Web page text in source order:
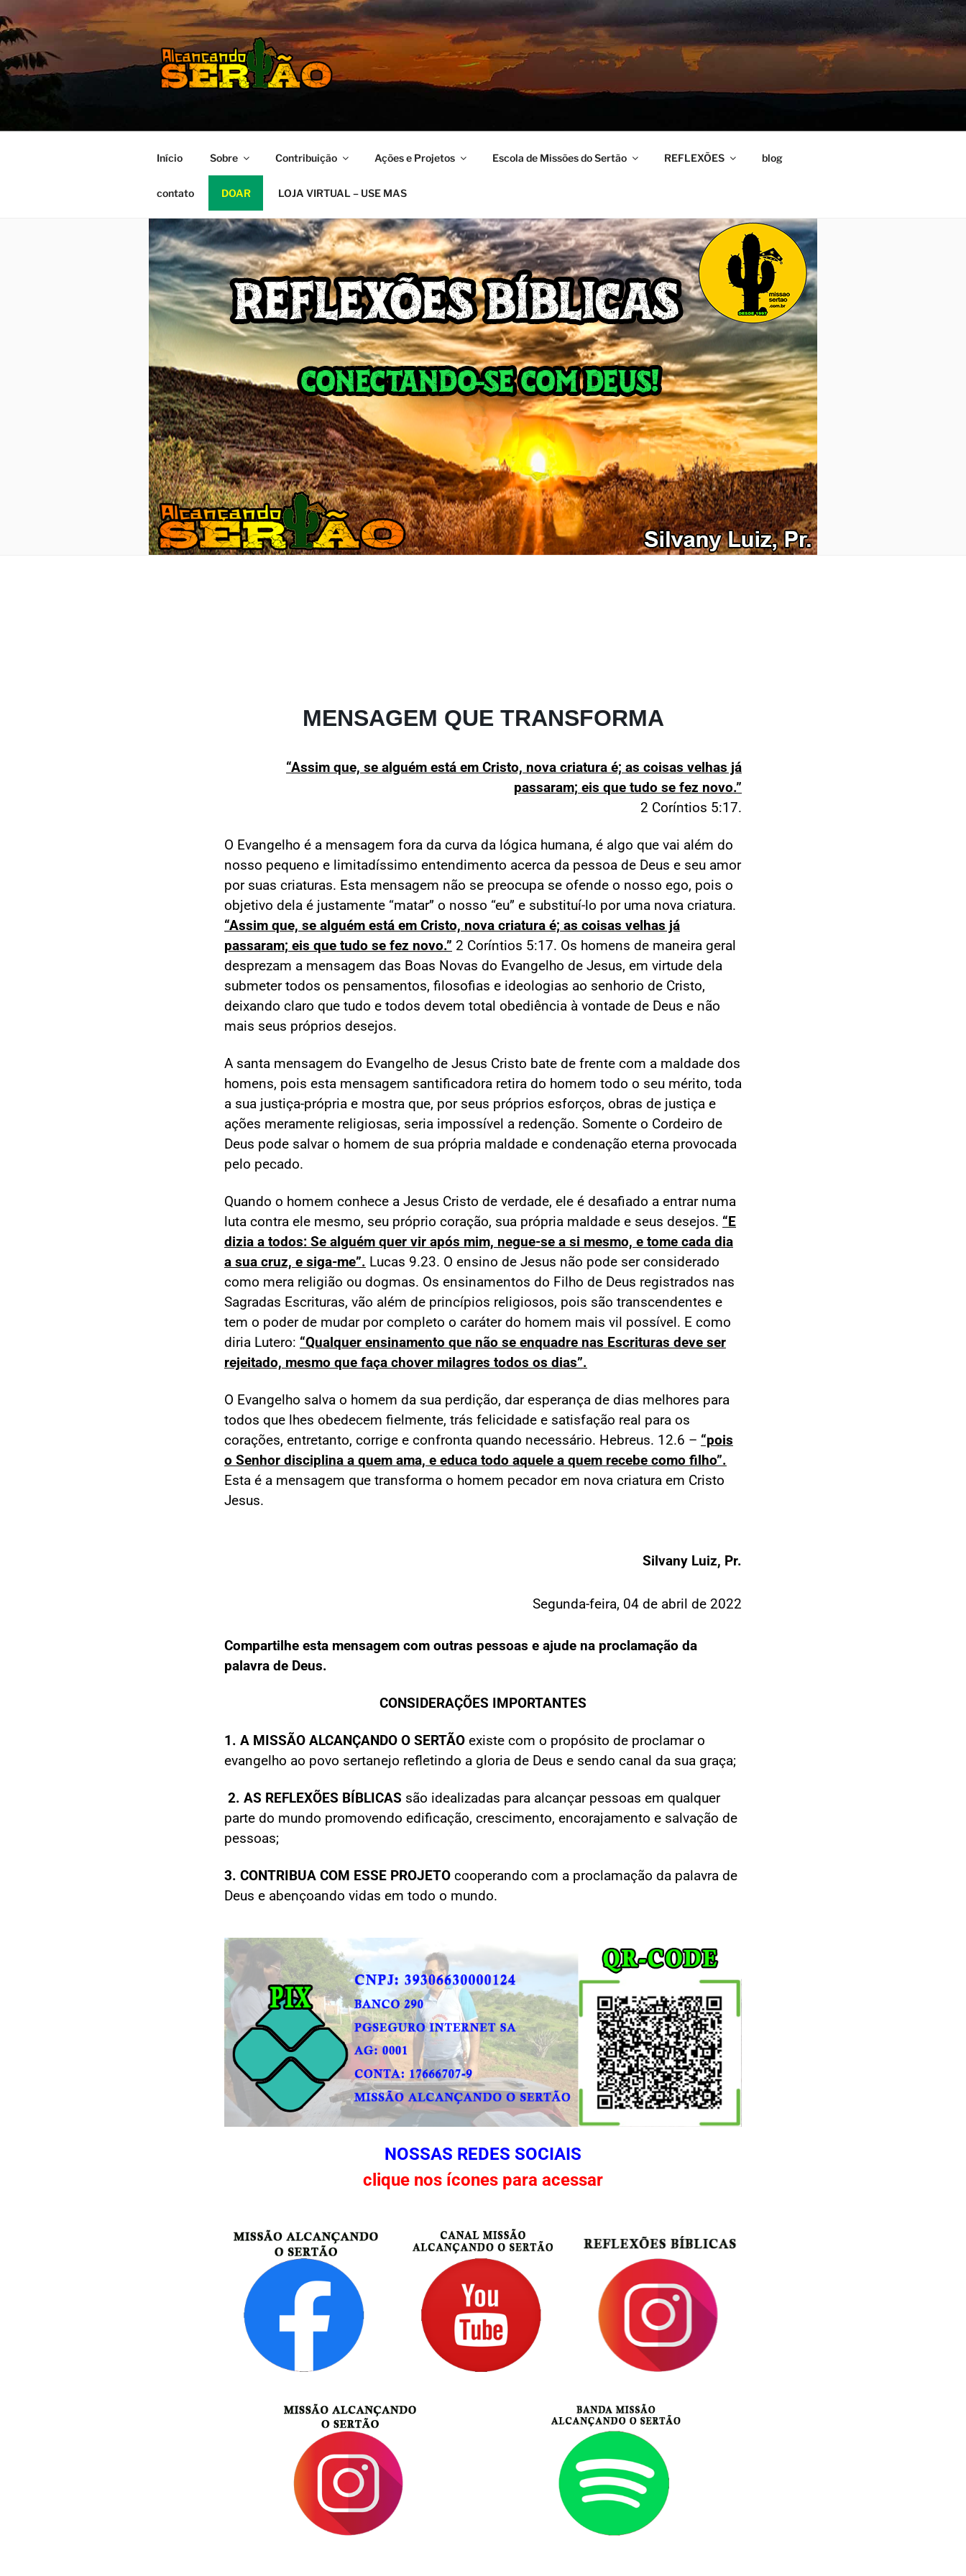
Início Sobre Contribuição Ações e Projetos Escola de Missões do Sertão REFLEXÕES blog
contato DOAR LOJA VIRTUAL – USE MAS
MENSAGEM QUE TRANSFORMA
“Assim que, se alguém está em Cristo, nova criatura é; as coisas velhas já
passaram; eis que tudo se fez novo.”
2 Coríntios 5:17.
O Evangelho é a mensagem fora da curva da lógica humana, é algo que vai além do
nosso pequeno e limitadíssimo entendimento acerca da pessoa de Deus e seu amor
por suas criaturas. Esta mensagem não se preocupa se ofende o nosso ego, pois o
objetivo dela é justamente “matar” o nosso “eu” e substituí-lo por uma nova criatura.
“Assim que, se alguém está em Cristo, nova criatura é; as coisas velhas já
passaram; eis que tudo se fez novo.” 2 Coríntios 5:17. Os homens de maneira geral
desprezam a mensagem das Boas Novas do Evangelho de Jesus, em virtude dela
submeter todos os pensamentos, filosofias e ideologias ao senhorio de Cristo,
deixando claro que tudo e todos devem total obediência à vontade de Deus e não
mais seus próprios desejos.
A santa mensagem do Evangelho de Jesus Cristo bate de frente com a maldade dos
homens, pois esta mensagem santificadora retira do homem todo o seu mérito, toda
a sua justiça-própria e mostra que, por seus próprios esforços, obras de justiça e
ações meramente religiosas, seria impossível a redenção. Somente o Cordeiro de
Deus pode salvar o homem de sua própria maldade e condenação eterna provocada
pelo pecado.
Quando o homem conhece a Jesus Cristo de verdade, ele é desafiado a entrar numa
luta contra ele mesmo, seu próprio coração, sua própria maldade e seus desejos. “E
dizia a todos: Se alguém quer vir após mim, negue-se a si mesmo, e tome cada dia
a sua cruz, e siga-me”. Lucas 9.23. O ensino de Jesus não pode ser considerado
como mera religião ou dogmas. Os ensinamentos do Filho de Deus registrados nas
Sagradas Escrituras, vão além de princípios religiosos, pois são transcendentes e
tem o poder de mudar por completo o caráter do homem mais vil possível. E como
diria Lutero: “Qualquer ensinamento que não se enquadre nas Escrituras deve ser
rejeitado, mesmo que faça chover milagres todos os dias”.
O Evangelho salva o homem da sua perdição, dar esperança de dias melhores para
todos que lhes obedecem fielmente, trás felicidade e satisfação real para os
corações, entretanto, corrige e confronta quando necessário. Hebreus. 12.6 – “pois
o Senhor disciplina a quem ama, e educa todo aquele a quem recebe como filho”.
Esta é a mensagem que transforma o homem pecador em nova criatura em Cristo
Jesus.
Silvany Luiz, Pr.
Segunda-feira, 04 de abril de 2022
Compartilhe esta mensagem com outras pessoas e ajude na proclamação da
palavra de Deus.
CONSIDERAÇÕES IMPORTANTES
1. A MISSÃO ALCANÇANDO O SERTÃO existe com o propósito de proclamar o
evangelho ao povo sertanejo refletindo a gloria de Deus e sendo canal da sua graça;
2. AS REFLEXÕES BÍBLICAS são idealizadas para alcançar pessoas em qualquer
parte do mundo promovendo edificação, crescimento, encorajamento e salvação de
pessoas;
3. CONTRIBUA COM ESSE PROJETO cooperando com a proclamação da palavra de
Deus e abençoando vidas em todo o mundo.
NOSSAS REDES SOCIAIS
clique nos ícones para acessar